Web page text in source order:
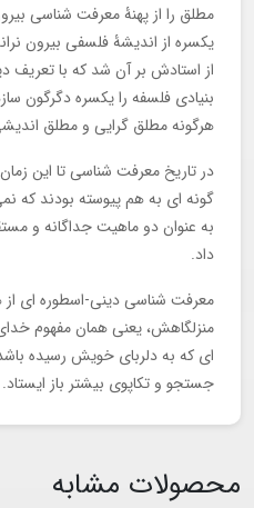
مطلق را از پهنۀ معرفت شناسی
یکسره از اندیشۀ فلسفی بیرون
از استادش بر آن شد که با
بنیادی فلسفه را یکسره دگرگون
هرگونه مطلق گرایی و مطلق
در تاریخ معرفت شناسی تا این
گونه ای به هم پیوسته بودند که
به عنوان دو ماهیت جداگانه و
داد.
معرفت شناسی دینی-اسطوره ای از
منزلگاهش، یعنی همان مفهوم خدای
ای که به دلربای خویش رسیده
جستجو و تکاپوی بیشتر باز ایستاد.
محصولات مشابه